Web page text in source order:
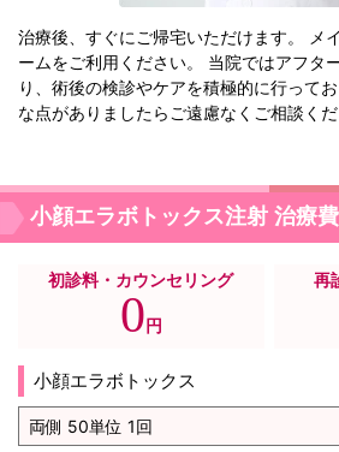
治療後、すぐにご帰宅いただけます。 メ
ームをご利用ください。 当院ではアフタ
り、術後の検診やケアを積極的に行って
な点がありましたらご遠慮なくご相談くだ
小顔エラボトックス注射 治療
初診料・カウンセリング
0 円
再
小顔エラボトックス
両側 50単位 1回